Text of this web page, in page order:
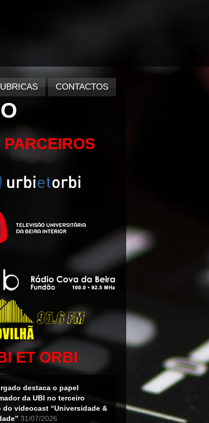
CONTACTOS
PARCEIROS
ET ORBI
destaca o papel
da UBI no terceiro
do videocast “Universidade &
31/07/2026